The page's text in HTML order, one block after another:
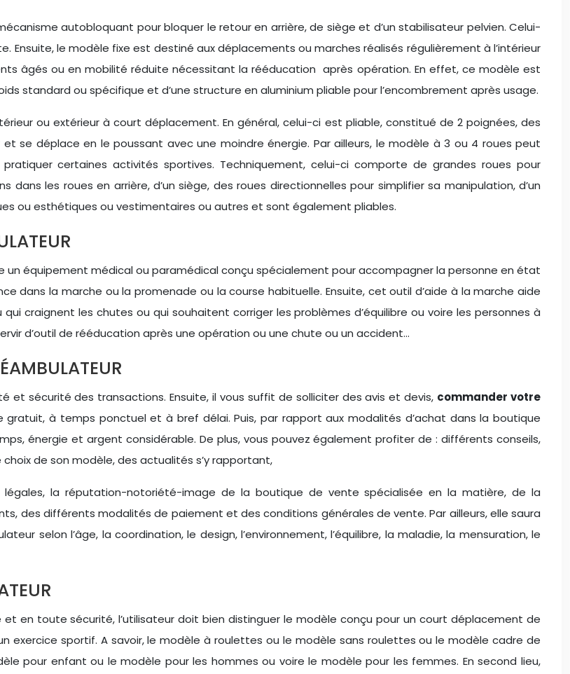
autobloquant pour bloquer le retour en arrière, de siège et d’un stabilisateur pelvien. Celui-
le modèle fixe est destiné aux déplacements ou marches réalisés régulièrement à l’intérieur
âgés ou en mobilité réduite nécessitant la rééducation après opération. En effet, ce modèle est
standard ou spécifique et d’une structure en aluminium pliable pour l’encombrement après usage.
ou extérieur à court déplacement. En général, celui-ci est pliable, constitué de 2 poignées, des
se déplace en le poussant avec une moindre énergie. Par ailleurs, le modèle à 3 ou 4 roues peut
certaines activités sportives. Techniquement, celui-ci comporte de grandes roues pour
les roues en arrière, d’un siège, des roues directionnelles pour simplifier sa manipulation, d’un
ou esthétiques ou vestimentaires ou autres et sont également pliables.
un équipement médical ou paramédical conçu spécialement pour accompagner la personne en état
dans la marche ou la promenade ou la course habituelle. Ensuite, cet outil d’aide à la marche aide
craignent les chutes ou qui souhaitent corriger les problèmes d’équilibre ou voire les personnes à
d’outil de rééducation après une opération ou une chute ou un accident…
et sécurité des transactions. Ensuite, il vous suffit de solliciter des avis et devis, commander votre
à temps ponctuel et à bref délai. Puis, par rapport aux modalités d’achat dans la boutique
énergie et argent considérable. De plus, vous pouvez également profiter de : différents conseils,
de son modèle, des actualités s’y rapportant,
la réputation-notoriété-image de la boutique de vente spécialisée en la matière, de la
des différents modalités de paiement et des conditions générales de vente. Par ailleurs, elle saura
selon l’âge, la coordination, le design, l’environnement, l’équilibre, la maladie, la mensuration, le
en toute sécurité, l’utilisateur doit bien distinguer le modèle conçu pour un court déplacement de
exercice sportif. A savoir, le modèle à roulettes ou le modèle sans roulettes ou le modèle cadre de
pour enfant ou le modèle pour les hommes ou voire le modèle pour les femmes. En second lieu,